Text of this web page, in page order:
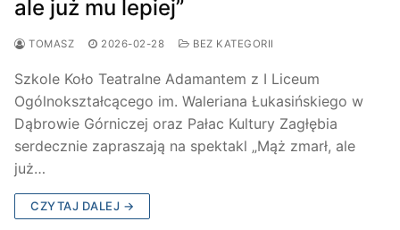
ale już mu lepiej”
TOMASZ 2026-02-28 BEZ KATEGORII
Szkole Koło Teatralne Adamantem z I Liceum
Ogólnokształcącego im. Waleriana Łukasińskiego w
Dąbrowie Górniczej oraz Pałac Kultury Zagłębia
serdecznie zapraszają na spektakl „Mąż zmarł, ale
już…
CZYTAJ DALEJ →